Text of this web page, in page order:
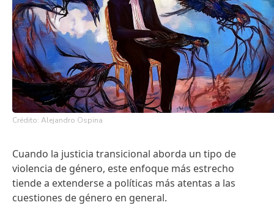
Crédito: Alejandro Ospina
Cuando la justicia transicional aborda un tipo de
violencia de género, este enfoque más estrecho
tiende a extenderse a políticas más atentas a las
cuestiones de género en general.